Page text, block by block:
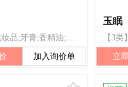
【3类】化妆品;牙膏;香精油;香水;口红;祛斑霜;爽身粉
加入询价单
玉眠
立